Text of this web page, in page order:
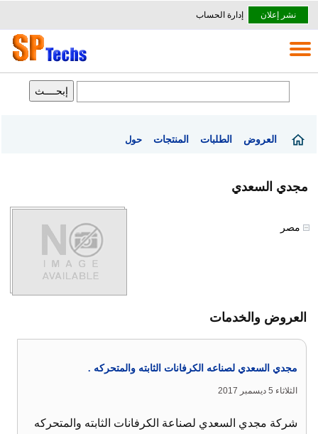
نشر إعلان إدارة الحساب
العروض الطلبات المنتجات حول
مجدي السعدي
مصر
العروض والخدمات
مجدي السعدي لصناعه الكرفانات الثابته والمتحركه .
الثلاثاء 5 ديسمبر 2017
شركة مجدي السعدي لصناعة الكرفانات الثابته والمتحركه